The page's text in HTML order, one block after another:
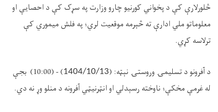
څلور‌لارې کې د پخواني کورنيو چارو وزارت په سړک کې د احصایې او
معلوماتو ملي ادارې ته څېرمه موقعيت لري؛ په فلش ميموري کې
ترلاسه کړي.
د آفرونو د تسليمۍ وروستۍ نېټه: (1404/10/13
) - (10:00) بجې
له غرمې مخکې؛ ناوخته رسېدلي او انټرنيټي آفرونه د منلو وړ نه دي.